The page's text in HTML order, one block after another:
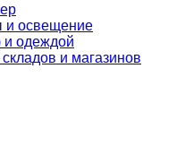
и освещение
и одеждой
и магазинов